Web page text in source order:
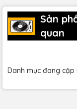
Sản
quan
Danh mục đang